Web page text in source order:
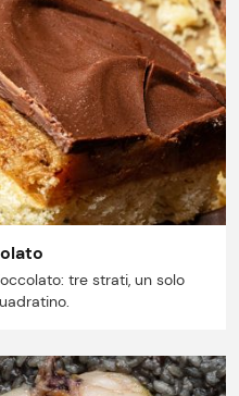
tre strati, un solo